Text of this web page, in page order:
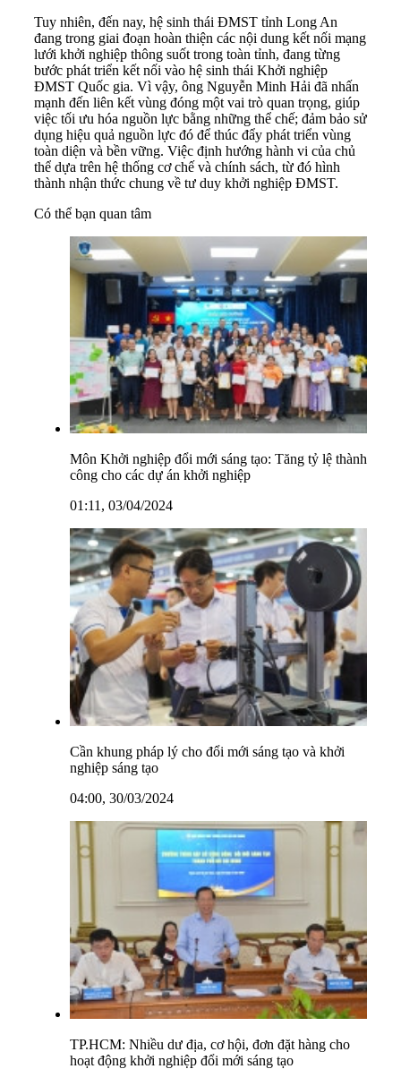
Tuy nhiên, đến nay, hệ sinh thái ĐMST tỉnh Long An
đang trong giai đoạn hoàn thiện các nội dung kết nối mạng
lưới khởi nghiệp thông suốt trong toàn tỉnh, đang từng
bước phát triển kết nối vào hệ sinh thái Khởi nghiệp
ĐMST Quốc gia. Vì vậy, ông Nguyễn Minh Hải đã nhấn
mạnh đến liên kết vùng đóng một vai trò quan trọng, giúp
việc tối ưu hóa nguồn lực bằng những thể chế; đảm bảo sử
dụng hiệu quả nguồn lực đó để thúc đẩy phát triển vùng
toàn diện và bền vững. Việc định hướng hành vi của chủ
thể dựa trên hệ thống cơ chế và chính sách, từ đó hình
thành nhận thức chung về tư duy khởi nghiệp ĐMST.
Có thể bạn quan tâm
Môn Khởi nghiệp đổi mới sáng tạo: Tăng tỷ lệ thành
công cho các dự án khởi nghiệp
01:11, 03/04/2024
Cần khung pháp lý cho đổi mới sáng tạo và khởi
nghiệp sáng tạo
04:00, 30/03/2024
TP.HCM: Nhiều dư địa, cơ hội, đơn đặt hàng cho
hoạt động khởi nghiệp đổi mới sáng tạo